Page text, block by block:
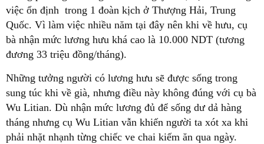
việc ổn định trong 1 đoàn kịch ở Thượng Hải, Trung
Quốc. Vì làm việc nhiều năm tại đây nên khi về hưu, cụ
bà nhận mức lương hưu khá cao là 10.000 NDT (tương
đương 33 triệu đồng/tháng).
Những tưởng người có lương hưu sẽ được sống trong
sung túc khi về già, nhưng điều này không đúng với cụ bà
Wu Litian. Dù nhận mức lương đủ để sống dư dả hàng
tháng nhưng cụ Wu Litian vẫn khiến người ta xót xa khi
phải nhặt nhạnh từng chiếc ve chai kiếm ăn qua ngày.